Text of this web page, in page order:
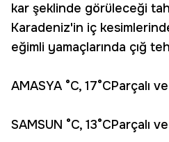
kar şeklinde görüleceği
Karadeniz'in iç
eğimli yamaçlarında çığ
AMASYA °C, 17°CParçalı
SAMSUN °C, 13°CParçalı